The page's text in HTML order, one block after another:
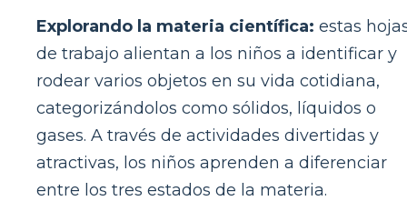
Explorando la materia científica: estas
de trabajo alientan a los niños a identificar y
rodear varios objetos en su vida cotidiana,
categorizándolos como sólidos, líquidos o
gases. A través de actividades divertidas y
atractivas, los niños aprenden a diferenciar
entre los tres estados de la materia.